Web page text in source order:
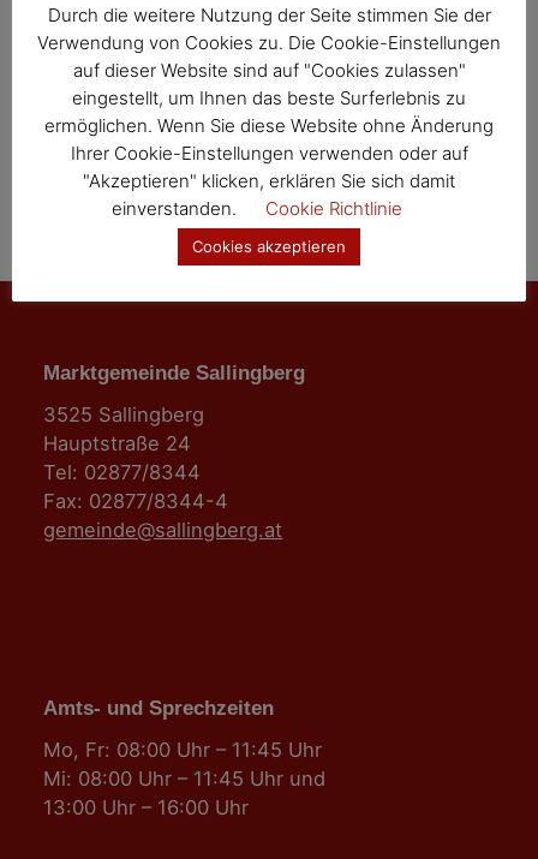
Marktgemeinde Sallingberg
3525 Sallingberg
Hauptstraße 24
Tel: 02877/8344
Fax: 02877/8344-4
gemeinde@sallingberg.at
Amts- und Sprechzeiten
Mo, Fr: 08:00 Uhr – 11:45 Uhr
Mi: 08:00 Uhr – 11:45 Uhr und
13:00 Uhr – 16:00 Uhr
Durch die weitere Nutzung der Seite stimmen Sie der
Verwendung von Cookies zu. Die Cookie-Einstellungen
auf dieser Website sind auf "Cookies zulassen"
eingestellt, um Ihnen das beste Surferlebnis zu
ermöglichen. Wenn Sie diese Website ohne Änderung
Ihrer Cookie-Einstellungen verwenden oder auf
"Akzeptieren" klicken, erklären Sie sich damit
einverstanden.
Cookie Richtlinie
Cookies akzeptieren